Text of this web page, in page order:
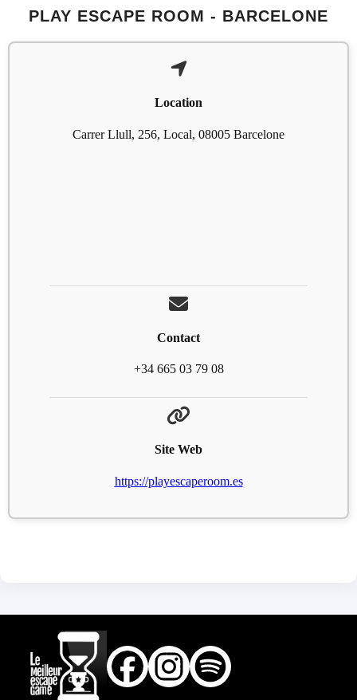
PLAY ESCAPE ROOM - BARCELONE
Location
Carrer Llull, 256, Local, 08005 Barcelone
Contact
+34 665 03 79 08
Site Web
https://playescaperoom.es